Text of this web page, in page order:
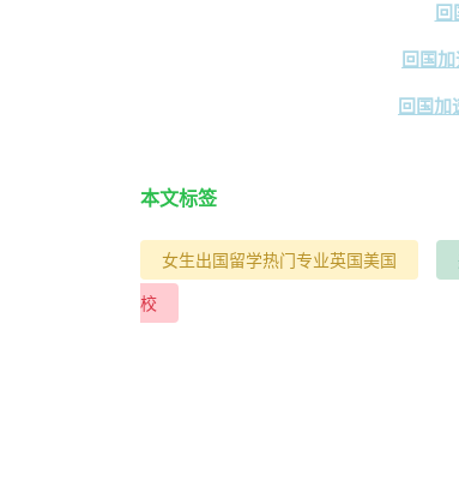
回国
回国
本文标签
女生出国留学热门专业英国美国
校